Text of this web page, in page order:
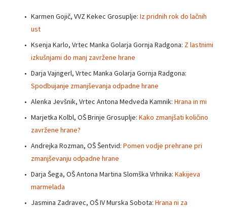
Karmen Gojič, VVZ Kekec Grosuplje: Iz pridnih rok do lačnih
ust
Ksenja Karlo, Vrtec Manka Golarja Gornja Radgona: Z lastnimi
izkušnjami do manj zavržene hrane
Darja Vajngerl, Vrtec Manka Golarja Gornja Radgona:
Spodbujanje zmanjševanja odpadne hrane
Alenka Jevšnik, Vrtec Antona Medveda Kamnik: Hrana in mi
Marjetka Kolbl, OŠ Brinje Grosuplje: Kako zmanjšati količino
zavržene hrane?
Andrejka Rozman, OŠ Šentvid: Pomen vodje prehrane pri
zmanjševanju odpadne hrane
Darja Šega, OŠ Antona Martina Slomška Vrhnika: Kakijeva
marmelada
Jasmina Zadravec, OŠ IV Murska Sobota: Hrana ni za